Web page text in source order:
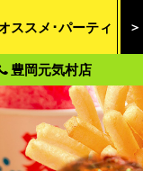
ススメ･パーティ ＞
豊岡元気村店